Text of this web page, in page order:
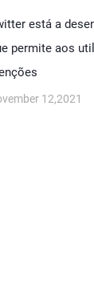
está a
permite aos
12,2021